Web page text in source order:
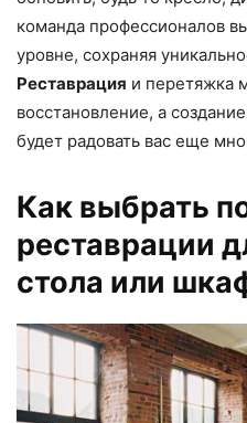
команда профессионалов
уровне, сохраняя
Реставрация и перетяжка
восстановление, а
будет радовать вас еще
Как выбрать
реставрации
стола или